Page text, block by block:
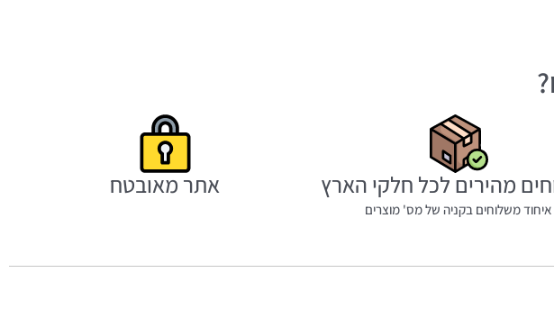
מהירים לכל חלקי הארץ
איחוד משלוחים בקניה של מס' מוצרים
אתר מאובטח